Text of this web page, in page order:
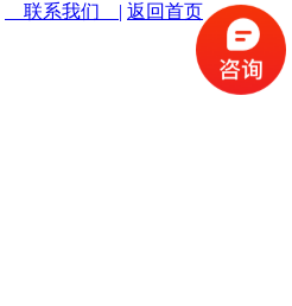
联系我们 | 返回首页